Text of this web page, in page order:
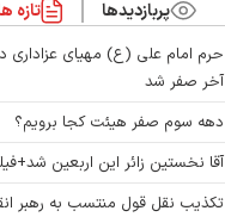
پربازدیدها تازه
حرم امام علی (ع) مهیای عزاداری
آخر صفر شد
دهه سوم صفر هیئت کجا برویم؟
آقا نخستین زائر این اربعین
تکذیب نقل قول منتسب به رهبر